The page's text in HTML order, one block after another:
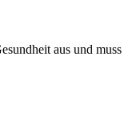
aus und muss